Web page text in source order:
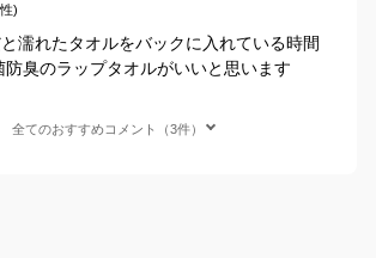
)
濡れたタオルをバックに入れている時間
臭のラップタオルがいいと思います
全てのおすすめコメント（3件）